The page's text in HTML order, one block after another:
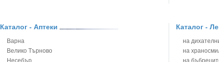
Бронхиална астма при бебето и детето
Варицела
Висока температура на бебето и детето
Блатен
Блян
Бобови
Божур -
Каталог - Аптеки
Варна
Велико Търново
Несебър
Каталог -
на
на
на